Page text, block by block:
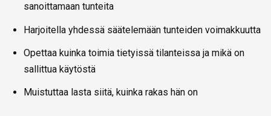
sanoittamaan tunteita
Harjoitella yhdessä säätelemään tunteiden voimakkuutta
Opettaa kuinka toimia tietyissä tilanteissa ja mikä on
sallittua käytöstä
Muistuttaa lasta siitä, kuinka rakas hän on